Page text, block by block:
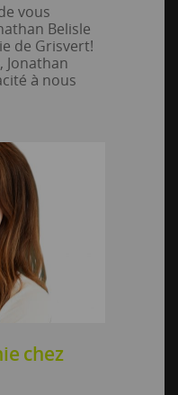
vous
Belisle
de Grisvert!
Jonathan
à nous
chez